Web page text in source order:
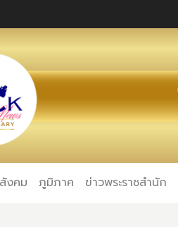
สังคม ภูมิภาค ข่าวพระราชสำนัก